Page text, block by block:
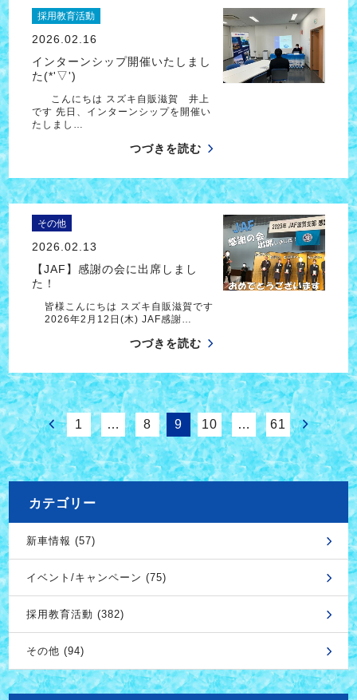
採用教育活動
2026.02.16
インターンシップ開催いたしまし
た(*'▽')
こんにちは スズキ自販滋賀 井上
です 先日、インターンシップを開催い
たしまし…
つづきを読む
その他
2026.02.13
【JAF】感謝の会に出席しまし
た！
皆様こんにちは スズキ自販滋賀です
2026年2月12日(木) JAF感謝…
つづきを読む
1 … 8 9 10 … 61
カテゴリー
新車情報 (57)
イベント/キャンペーン (75)
採用教育活動 (382)
その他 (94)